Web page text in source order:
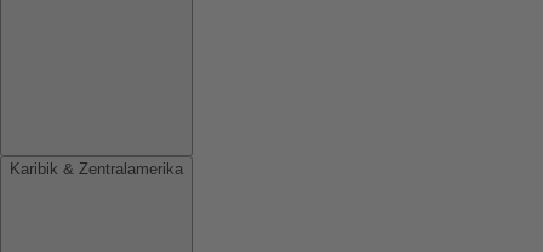
Karibik & Zentralamerika